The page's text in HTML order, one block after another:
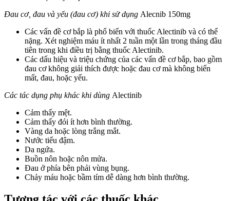
Đau cơ, đau và yếu (đau cơ) khi sử dụng Alecnib 150mg
Các vấn đề cơ bắp là phổ biến với thuốc Alectinib và có thể
nặng. Xét nghiệm máu ít nhất 2 tuần một lần trong tháng đầu
tiên trong khi điều trị bằng thuốc Alectinib.
Các dấu hiệu và triệu chứng của các vấn đề cơ bắp, bao gồm
đau cơ không giải thích được hoặc đau cơ mà không biến
mất, đau, hoặc yếu.
Các tác dụng phụ khác khi dùng Alectinib
Cảm thấy mệt.
Cảm thấy đói ít hơn bình thường.
Vàng da hoặc lòng trắng mắt.
Nước tiểu đậm.
Da ngứa.
Buồn nôn hoặc nôn mửa.
Đau ở phía bên phải vùng bụng.
Chảy máu hoặc bầm tím dễ dàng hơn bình thường.